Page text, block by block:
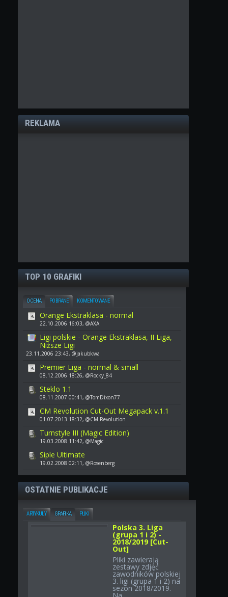
REKLAMA
TOP 10 GRAFIKI
OCENA POBRANE KOMENTOWANE
Orange Ekstraklasa - normal
22.10.2006 16:03, @AXA
Ligi polskie - Orange Ekstraklasa, II Liga,
Niższe Ligi
23.11.2006 23:43, @jakubkwa
Premier Liga - normal & small
08.12.2006 18:26, @Rocky_84
Steklo 1.1
08.11.2007 00:41, @TomDixon77
CM Revolution Cut-Out Megapack v.1.1
01.07.2013 18:32, @CM Revolution
Turnstyle III (Magic Edition)
19.03.2008 11:42, @Magic
Siple Ultimate
19.02.2008 02:11, @Rosenberg
OSTATNIE PUBLIKACJE
ARTYKUŁY GRAFIKA PLIKI
Polska 3. Liga
(grupa 1 i 2) -
2018/2019 [Cut-
Out]
Pliki zawierają
zestawy zdjęć
zawodników polskiej
3. ligi (grupa 1 i 2) na
sezon 2018/2019.